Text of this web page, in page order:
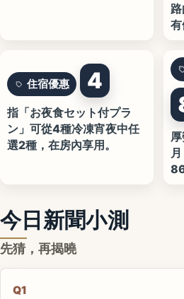
有
住宿優惠 4
指「お夜食セット付プラ
ン」可從4種冷凍宵夜中任
選2種，在房內享用。
今日新聞小測
先猜，再揭曉
Q1